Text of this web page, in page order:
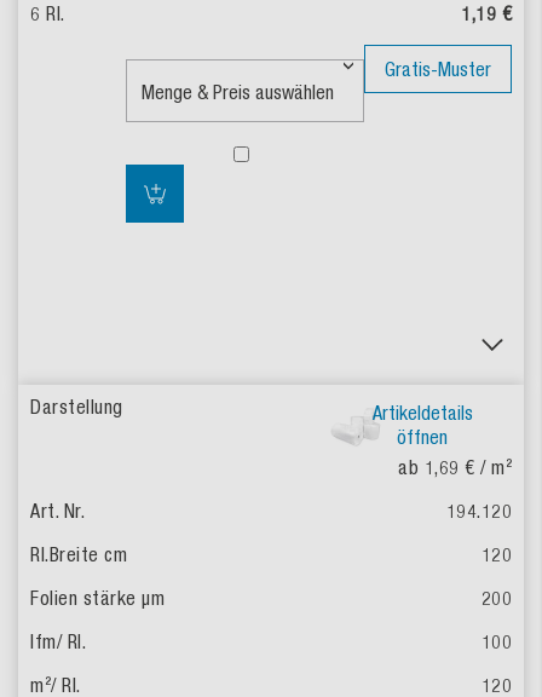
1,19 €
Gratis-Muster
Artikeldetails
öffnen
ab 1,69 € / m²
194.120
120
200
100
120